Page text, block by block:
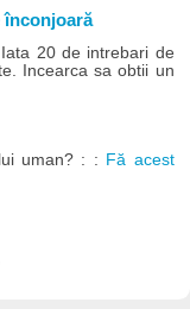
înconjoară
20 de intrebari de
Incearca sa obtii un
uman? : : Fă acest